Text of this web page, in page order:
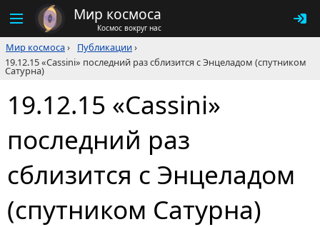
Мир космоса
Космос вокруг нас
Мир космоса› Публикации›
19.12.15 «Cassini» последний раз сблизится с Энцеладом (спутником
Сатурна)
19.12.15 «Cassini»
последний раз
сблизится с Энцеладом
(спутником Сатурна)